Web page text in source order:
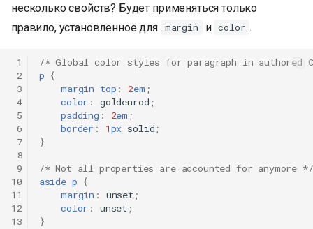
несколько свойств? Будет применяться только
правило, установленное для margin и color .
1
2
3
4
5
6
7
8
9
10
11
12
13
/* Global color styles for paragraph in authored
p {
margin-top : 2em ;
color : goldenrod ;
padding : 2em ;
border : 1px solid;
}
/* Not all properties are accounted for anymore */
aside p {
margin : unset ;
color : unset ;
}